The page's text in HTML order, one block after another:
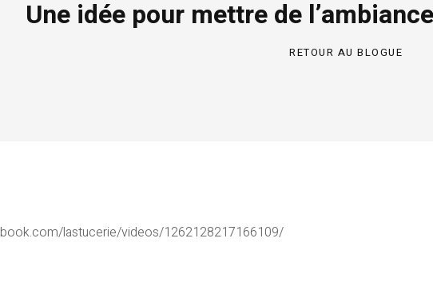
Une idée pour mettre de
RETOUR AU BLOGUE
lastucerie/videos/1262128217166109/